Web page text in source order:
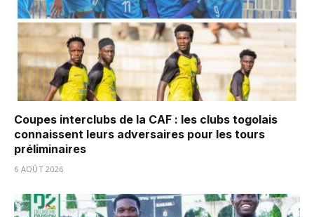
Coupes interclubs de la CAF : les clubs togolais
connaissent leurs adversaires pour les tours
préliminaires
6 AOÛT 2026